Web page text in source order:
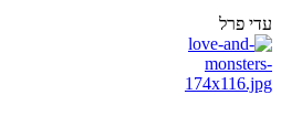
עדי פרל